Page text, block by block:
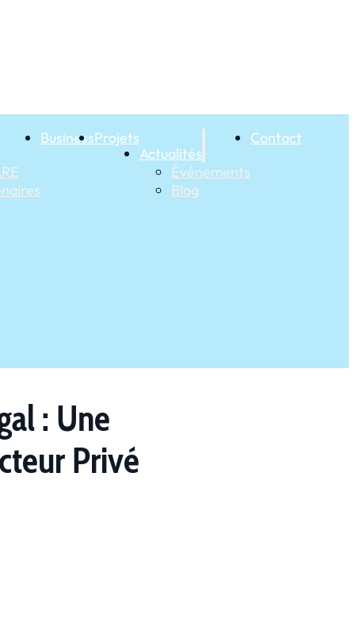
BusinessProjets
Actualités
Événements
Blog
Contact
: Une
Privé